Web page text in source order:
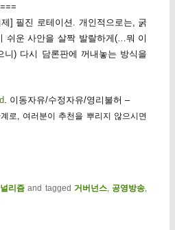
] 필진 로테이션. 개인적으로는, 굵
쉬운 사안을 살짝 발랄하게(…뭐 이
니) 다시 담론판에 꺼내놓는 방식을
. 이동자유/수정자유/영리불허 –
로, 여러분이 추천을 뿌리지 않으시면
리즘 and tagged 거버넌스, 공영방송,